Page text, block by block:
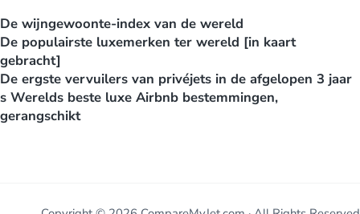
De wijngewoonte-index van de wereld
De populairste luxemerken ter wereld [in kaart
gebracht]
De ergste vervuilers van privéjets in de afgelopen 3 jaar
s Werelds beste luxe Airbnb bestemmingen,
gerangschikt